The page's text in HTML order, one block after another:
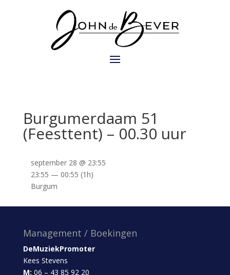
Burgumerdaam 51
(Feesttent) – 00.30 uur
september 28 @ 23:55
23:55 — 00:55 (1h)
Burgum
Management / Boekingen
DeMuziekPromoter
Kees Stevens
M: 06 – 43 85 92 20